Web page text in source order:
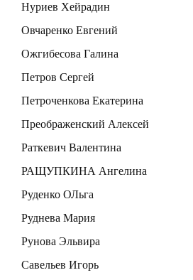
Нуриев Хейрадин
Овчаренко Евгений
Ожгибесова Галина
Петров Сергей
Петроченкова Екатерина
Преображенский Алексей
Раткевич Валентина
РАЩУПКИНА Ангелина
Руденко ОЛьга
Руднева Мария
Рунова Эльвира
Савельев Игорь